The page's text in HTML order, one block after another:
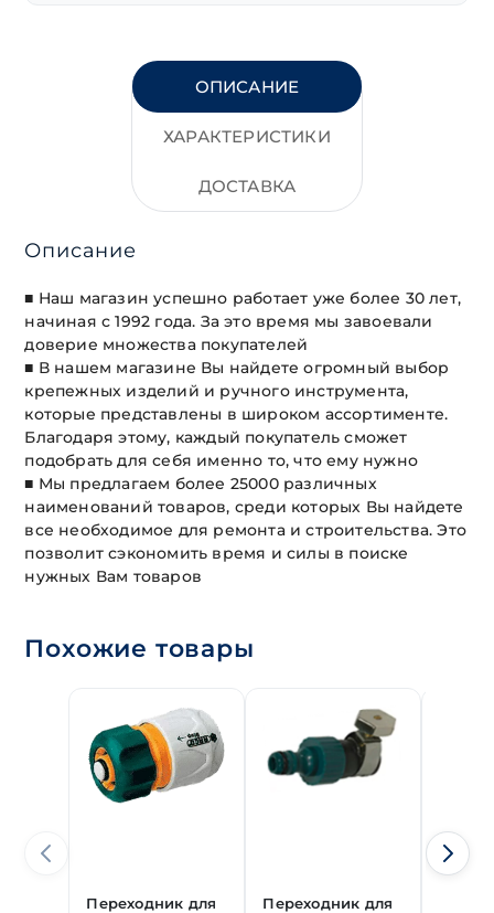
ОПИСАНИЕ
ХАРАКТЕРИСТИКИ
ДОСТАВКА
Описание
■ Наш магазин успешно работает уже более 30 лет,
начиная с 1992 года. За это время мы завоевали
доверие множества покупателей
■ В нашем магазине Вы найдете огромный выбор
крепежных изделий и ручного инструмента,
которые представлены в широком ассортименте.
Благодаря этому, каждый покупатель сможет
подобрать для себя именно то, что ему нужно
■ Мы предлагаем более 25000 различных
наименований товаров, среди которых Вы найдете
все необходимое для ремонта и строительства. Это
позволит сэкономить время и силы в поиске
нужных Вам товаров
Похожие товары
Переходник для
Переходник для